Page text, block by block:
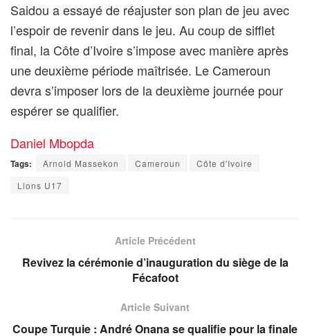
Saidou a essayé de réajuster son plan de jeu avec
l’espoir de revenir dans le jeu. Au coup de sifflet
final, la Côte d’Ivoire s’impose avec manière après
une deuxième période maîtrisée. Le Cameroun
devra s’imposer lors de la deuxième journée pour
espérer se qualifier.
Daniel Mbopda
Tags: Arnold Massekon Cameroun
Côte d'Ivoire
Lions U17
Article Précédent
Revivez la cérémonie d’inauguration du siège de la
Fécafoot
Article Suivant
Coupe Turquie : André Onana se qualifie pour la finale